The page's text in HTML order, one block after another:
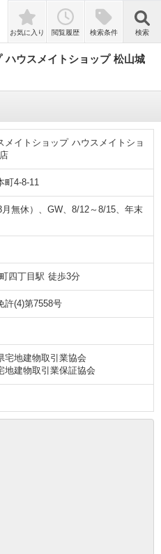
検索
お気に入り 閲覧履歴 検索条件 検索
ハウスメイトショップ 松山城
メイトショップ ハウスメイトショ
町4-8-11
無休）、GW、8/12～8/15、年末
四丁目駅 徒歩3分
許(4)第7558号
宅地建物取引業協会
地建物取引業保証協会